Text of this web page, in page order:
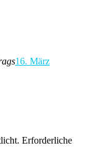
16. März
Erforderliche